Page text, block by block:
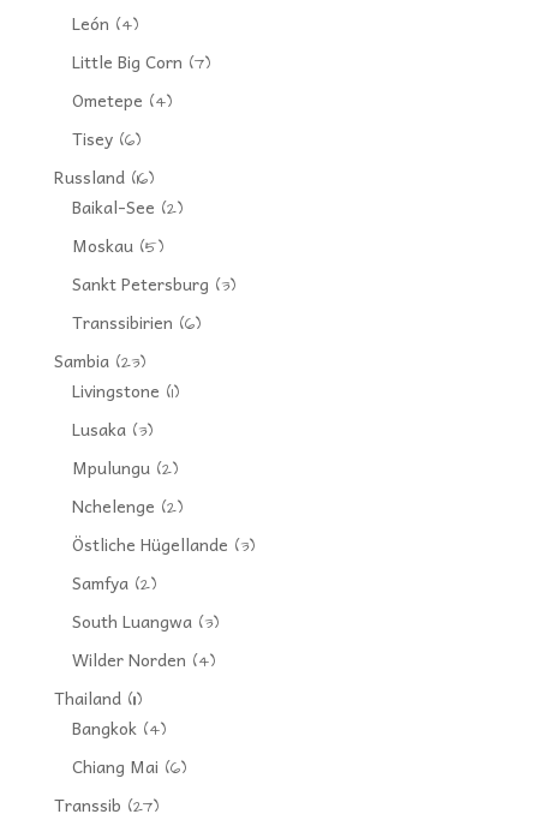
León (4)
Little Big Corn (7)
Ometepe (4)
Tisey(6)
Russland(16)
Baikal-See (2)
Moskau(5)
Sankt Petersburg (3)
Transsibirien (6)
Sambia(23)
Livingstone (1)
Lusaka(3)
Mpulungu(2)
Nchelenge (2)
Östliche Hügellande (3)
Samfya(2)
South Luangwa(3)
Wilder Norden (4)
Thailand(11)
Bangkok(4)
Chiang Mai (6)
Transsib (27)